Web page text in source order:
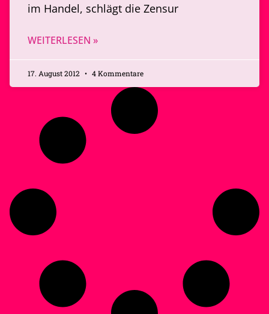
im Handel, schlägt die Zensur
WEITERLESEN »
17. August 2012 4 Kommentare